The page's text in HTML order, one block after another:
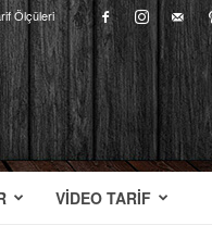
Ölçüleri
VIDEO TARIF